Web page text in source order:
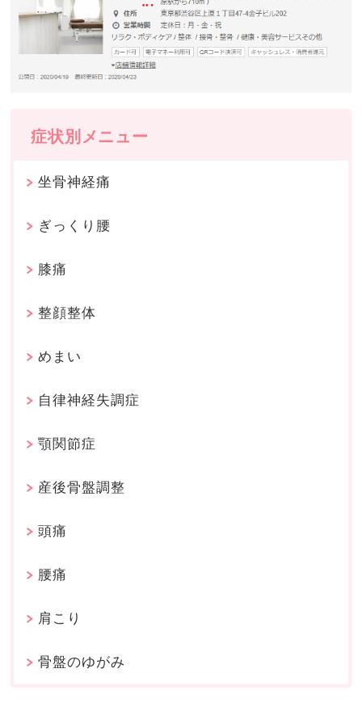
症状別メニュー
坐骨神経痛
ぎっくり腰
膝痛
整顔整体
めまい
自律神経失調症
顎関節症
産後骨盤調整
頭痛
腰痛
肩こり
骨盤のゆがみ